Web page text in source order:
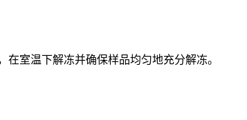
室温下解冻并确保样品均匀地充分解冻。